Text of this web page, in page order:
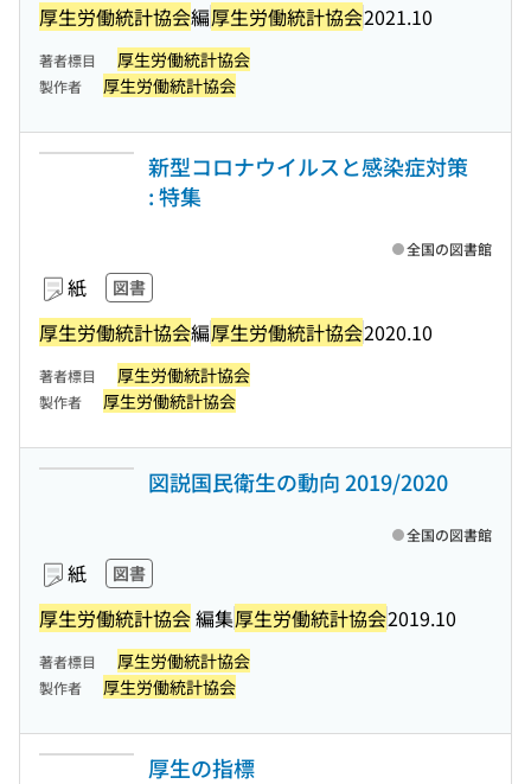
厚生労働統計協会編厚生労働統計協会2021.10
著者標目 厚生労働統計協会
製作者 厚生労働統計協会
新型コロナウイルスと感染症対策
: 特集
紙 図書
厚生労働統計協会編厚生労働統計協会2020.10
全国の図書館
著者標目 厚生労働統計協会
製作者 厚生労働統計協会
図説国民衛生の動向 2019/2020
紙 図書
厚生労働統計協会編集厚生労働統計協会2019.10
全国の図書館
著者標目 厚生労働統計協会
製作者 厚生労働統計協会
厚生の指標